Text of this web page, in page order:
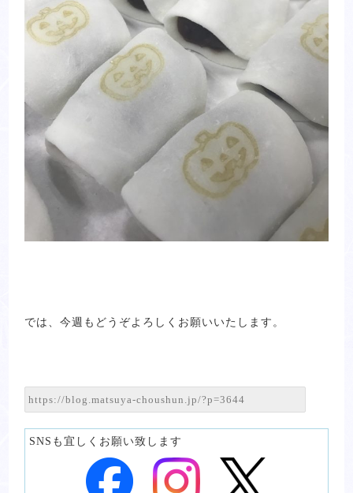
では、今週もどうぞよろしくお願いいたします。
SNSも宜しくお願い致します